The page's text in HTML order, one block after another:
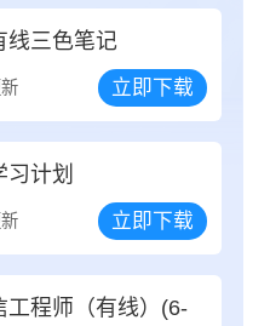
线三色笔记
立即下载
计划
立即下载
工程师（有线）(6-